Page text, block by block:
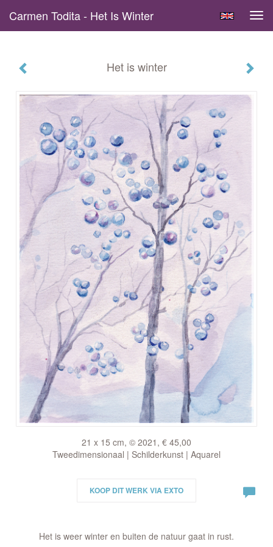
Carmen Todita - Het Is Winter
Het is winter
21 x 15 cm, © 2021, € 45,00
Tweedimensionaal | Schilderkunst | Aquarel
KOOP DIT WERK VIA EXTO
Het is weer winter en buiten de natuur gaat in rust.